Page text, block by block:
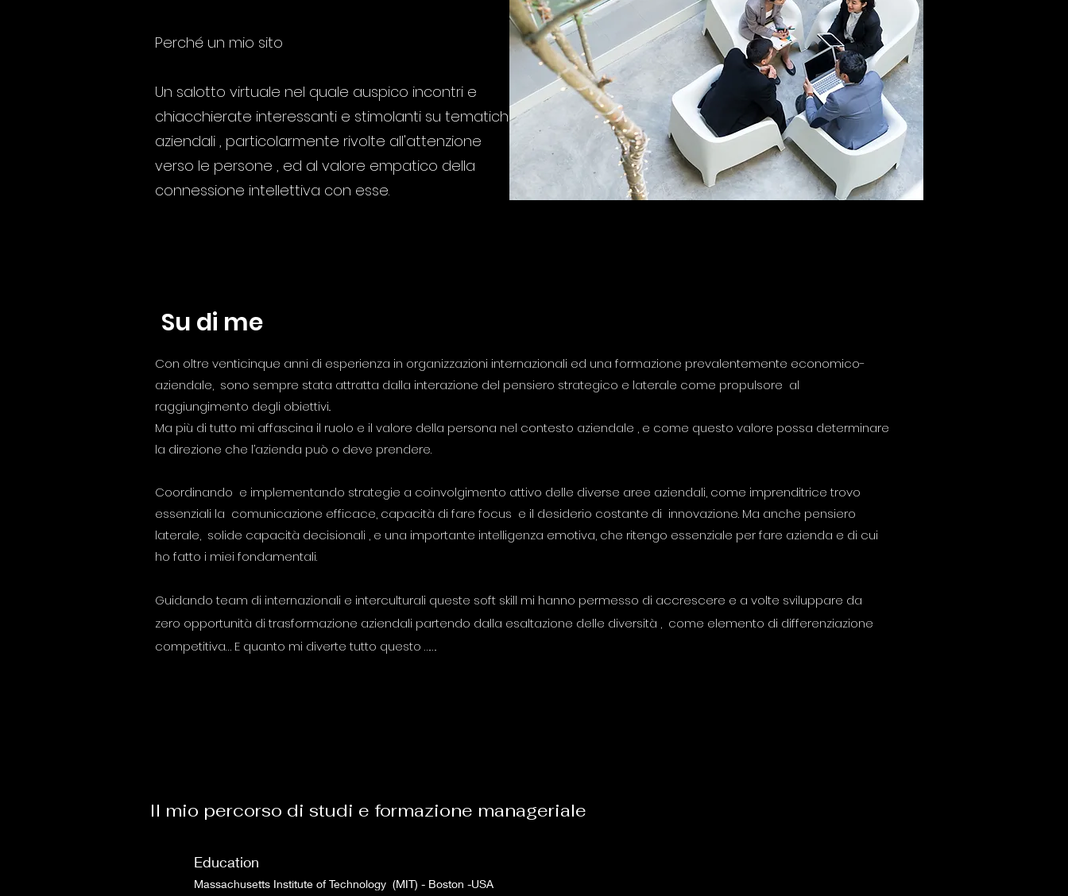
Perché un mio sito
Un salotto virtuale nel quale auspico incontri e
chiacchierate interessanti e stimolanti su tematiche
aziendali , particolarmente rivolte all'attenzione
verso le persone , ed al valore empatico della
connessione intellettiva con esse.
Su di me
Con oltre venticinque anni di esperienza in organizzazioni internazionali ed una formazione prevalentemente economico-
aziendale, sono sempre stata attratta dalla interazione del pensiero strategico e laterale come propulsore al
raggiungimento degli obiettivi..
Ma più di tutto mi affascina il ruolo e il valore della persona nel contesto aziendale , e come questo valore possa determinare
la direzione che l’azienda può o deve prendere.
Coordinando e implementando strategie a coinvolgimento attivo delle diverse aree aziendali, come imprenditrice trovo
essenziali la comunicazione efficace, capacità di fare focus e il desiderio costante di innovazione. Ma anche pensiero
laterale, solide capacità decisionali , e una importante intelligenza emotiva, che ritengo essenziale per fare azienda e di cui
ho fatto i miei fondamentali.
Guidando team di internazionali e interculturali queste soft skill mi hanno permesso di accrescere e a volte sviluppare da
zero opportunità di trasformazione aziendali partendo dalla esaltazione delle diversità , come elemento di differenziazione
competitiva… E quanto mi diverte tutto questo …….
Il mio percorso di studi e formazione manageriale
Education
Massachusetts Institute of Technology (MIT) - Boston -USA